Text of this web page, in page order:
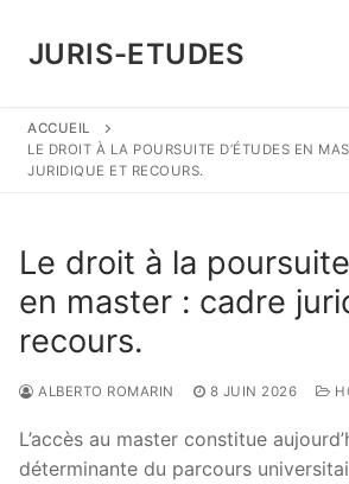
contenu
JURIS-ETUDES
ACCUEIL
LE DROIT À LA POURSUITE D’ÉTUDES EN
JURIDIQUE ET RECOURS.
Le droit à la
en master : cadre
recours.
ALBERTO ROMARIN 8 JUIN 2026
L’accès au master constitue
déterminante du parcours